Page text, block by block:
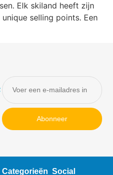
Elk skiland heeft zijn
selling points. Een
Abonneer
Categorieën Social